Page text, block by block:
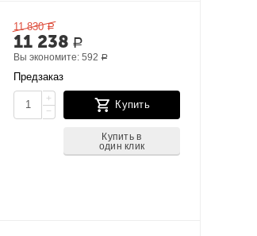
11 830 Р
11 238 Р
Вы экономите:592 Р
Предзаказ
+
−
Купить
Купить в
один клик